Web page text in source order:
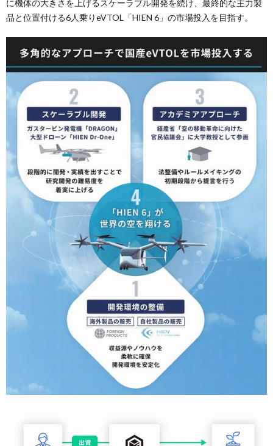
に機体の大きさを上げるスケーラブル開発を続け、最終的な主力製
品と位置付ける6人乗りeVTOL「HIEN 6」の市場投入を目指す。